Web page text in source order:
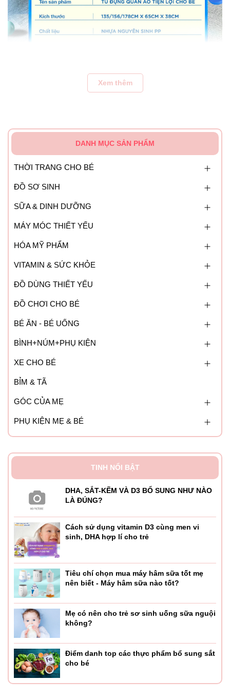
Xem thêm
DANH MỤC SẢN PHẨM
THỜI TRANG CHO BÉ
ĐỒ SƠ SINH
SỮA & DINH DƯỠNG
MÁY MÓC THIẾT YẾU
HÓA MỸ PHẨM
VITAMIN & SỨC KHỎE
ĐỒ DÙNG THIẾT YẾU
ĐỒ CHƠI CHO BÉ
BÉ ĂN - BÉ UỐNG
BÌNH+NÚM+PHỤ KIỆN
XE CHO BÉ
BỈM & TÃ
GÓC CỦA MẸ
PHỤ KIỆN MẸ & BÉ
TINH NỔI BẬT
DHA, SẮT-KẼM VÀ D3 BỔ SUNG NHƯ NÀO
LÀ ĐÚNG?
Cách sử dụng vitamin D3 cùng men vi
sinh, DHA hợp lí cho trẻ
Tiêu chí chọn mua máy hâm sữa tốt mẹ
nên biết - Máy hâm sữa nào tốt?
Mẹ có nên cho trẻ sơ sinh uống sữa nguội
không?
Điểm danh top các thực phẩm bổ sung sắt
cho bé